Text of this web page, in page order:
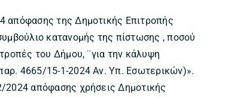
απόφασης της Δημοτικής Επιτροπής
κατανομής της πίστωσης , ποσού
του Δήμου, ¨για την κάλυψη
4665/15-1-2024 Αν. Υπ. Εσωτερικών)».
2024 απόφασης χρήσεις Δημοτικής